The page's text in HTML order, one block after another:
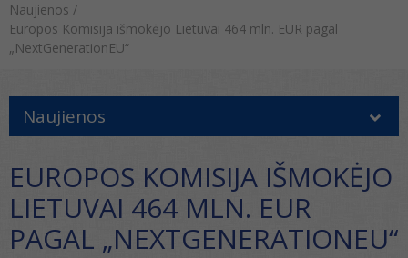
Naujienos /
Europos Komisija išmokėjo Lietuvai 464 mln. EUR pagal
„NextGenerationEU“
Naujienos
EUROPOS KOMISIJA IŠMOKĖJO
LIETUVAI 464 MLN. EUR
PAGAL „NEXTGENERATIONEU“